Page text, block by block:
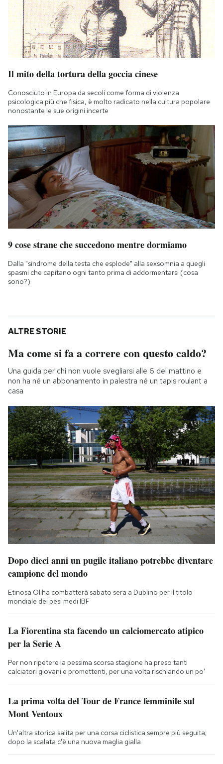
Il mito della tortura della goccia cinese
Conosciuto in Europa da secoli come forma di violenza
psicologica più che fisica, è molto radicato nella cultura popolare
nonostante le sue origini incerte
9 cose strane che succedono mentre dormiamo
Dalla "sindrome della testa che esplode" alla sexsomnia a quegli
spasmi che capitano ogni tanto prima di addormentarsi (cosa
sono?)
ALTRE STORIE
Ma come si fa a correre con questo caldo?
Una guida per chi non vuole svegliarsi alle 6 del mattino e
non ha né un abbonamento in palestra né un tapis roulant a
casa
Dopo dieci anni un pugile italiano potrebbe diventare
campione del mondo
Etinosa Oliha combatterà sabato sera a Dublino per il titolo
mondiale dei pesi medi IBF
La Fiorentina sta facendo un calciomercato atipico
per la Serie A
Per non ripetere la pessima scorsa stagione ha preso tanti
calciatori giovani e promettenti, per una volta rischiando un po’
La prima volta del Tour de France femminile sul
Mont Ventoux
Un'altra storica salita per una corsa ciclistica sempre più seguita;
dopo la scalata c'è una nuova maglia gialla